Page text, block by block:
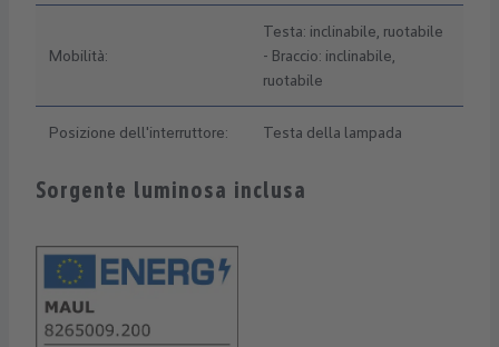
Mobilità:
Testa: inclinabile, ruotabile
- Braccio: inclinabile,
ruotabile
Posizione dell'interruttore: Testa della lampada
Sorgente luminosa inclusa